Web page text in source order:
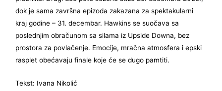
dok je sama završna epizoda zakazana za spektakularni
kraj godine – 31. decembar. Hawkins se suočava sa
poslednjim obračunom sa silama iz Upside Downa, bez
prostora za povlačenje. Emocije, mračna atmosfera i epski
rasplet obećavaju finale koje će se dugo pamtiti.
Tekst: Ivana Nikolić